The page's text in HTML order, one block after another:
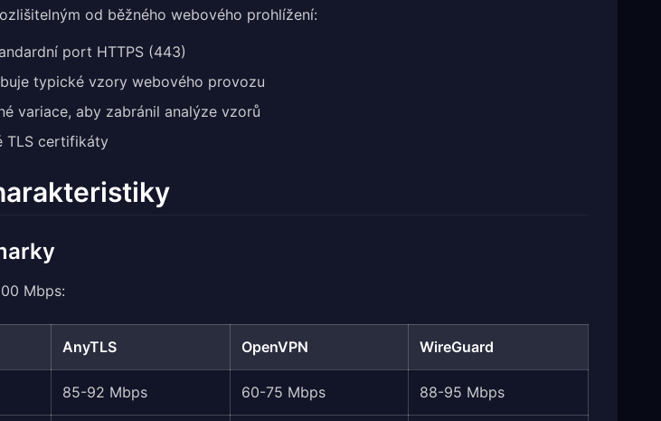
od běžného webového prohlížení:
port HTTPS (443)
typické vzory webového provozu
variace, aby zabránil analýze vzorů
TLS certifikáty
Mbps:
AnyTLS OpenVPN WireGuard
85-92 Mbps 60-75 Mbps 88-95 Mbps